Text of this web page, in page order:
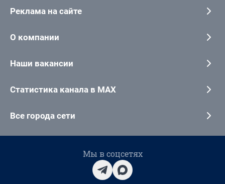
Реклама на сайте
О компании
Наши вакансии
Статистика канала в MAX
Все города сети
Мы в соцсетях